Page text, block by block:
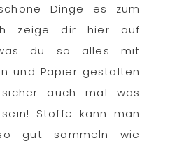
Dinge es zum
zeige dir hier auf
du so alles mit
und Papier gestalten
auch mal was
Stoffe kann man
gut sammeln wie